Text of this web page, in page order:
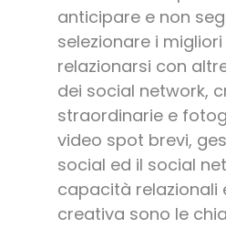
anticipare e non
selezionare i
relazionarsi con
dei social network,
straordinarie e
video spot brevi,
social ed il social
capacità relazionali
creativa sono le